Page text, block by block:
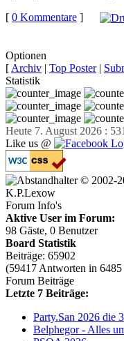
[ 0 Kommentare ]
Optionen
[ Archiv | Top Poster|
Statistik
Heute 7. August 2026 :
Like us @
© 2002-
K.P.Lexow
Forum Info's
Aktive User im Forum:
98 Gäste, 0 Benutzer
Board Statistik
Beiträge: 65902
(59417 Antworten in 6485
Forum Beiträge
Letzte 7 Beiträge:
Party.San 2026 die
Belphegor - Alles